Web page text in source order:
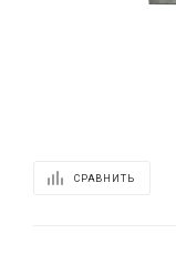
СРАВНИТЬ